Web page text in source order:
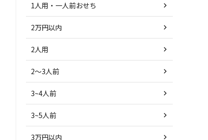
1人用・一人前おせち
2万円以内
2人用
2～3人前
3~4人前
3~5人前
3万円以内